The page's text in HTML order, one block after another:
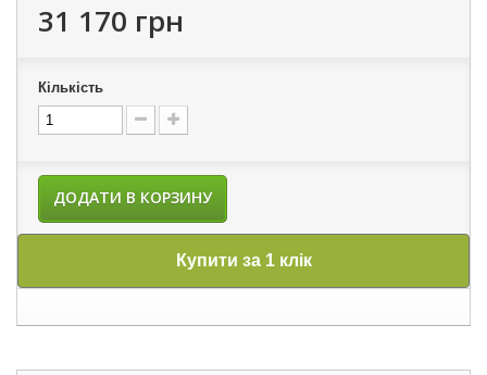
31 170 грн
Кількість
ДОДАТИ В КОРЗИНУ
Купити за 1 клік